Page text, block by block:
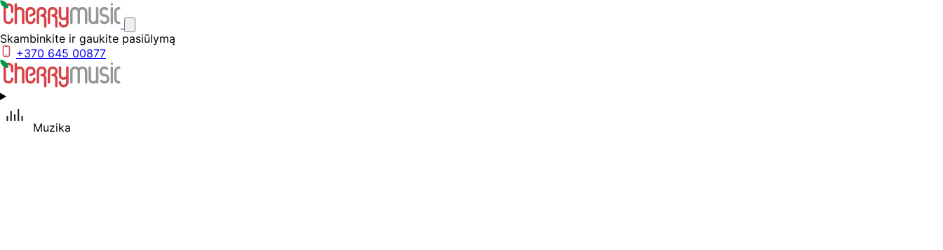
Skambinkite ir gaukite pasiūlymą
+370 645 00877
Muzika